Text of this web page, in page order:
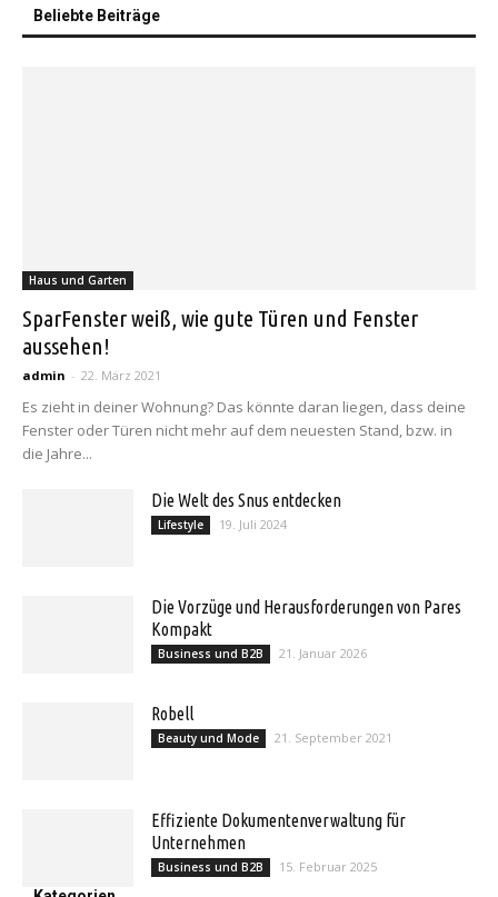
Beliebte Beiträge
Haus und Garten
SparFenster weiß, wie gute Türen und Fenster
aussehen!
admin - 22. März 2021
Es zieht in deiner Wohnung? Das könnte daran liegen, dass deine
Fenster oder Türen nicht mehr auf dem neuesten Stand, bzw. in
die Jahre...
Die Welt des Snus entdecken
Lifestyle 19. Juli 2024
Die Vorzüge und Herausforderungen von Pares
Kompakt
Business und B2B 21. Januar 2026
Robell
Beauty und Mode 21. September 2021
Effiziente Dokumentenverwaltung für
Unternehmen
Business und B2B 15. Februar 2025